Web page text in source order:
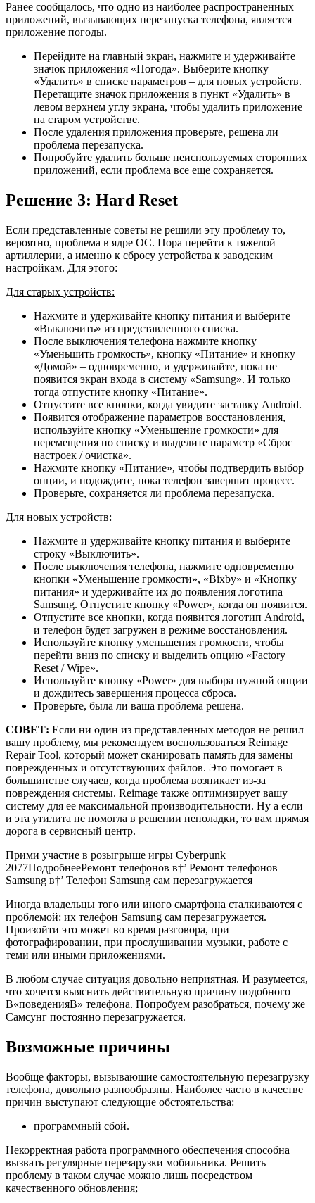
Ранее сообщалось, что одно из наиболее распространенных
приложений, вызывающих перезапуска телефона, является
приложение погоды.
Перейдите на главный экран, нажмите и удерживайте
значок приложения «Погода». Выберите кнопку
«Удалить» в списке параметров – для новых устройств.
Перетащите значок приложения в пункт «Удалить» в
левом верхнем углу экрана, чтобы удалить приложение
на старом устройстве.
После удаления приложения проверьте, решена ли
проблема перезапуска.
Попробуйте удалить больше неиспользуемых сторонних
приложений, если проблема все еще сохраняется.
Решение 3: Hard Reset
Если представленные советы не решили эту проблему то,
вероятно, проблема в ядре ОС. Пора перейти к тяжелой
артиллерии, а именно к сбросу устройства к заводским
настройкам. Для этого:
Для старых устройств:
Нажмите и удерживайте кнопку питания и выберите
«Выключить» из представленного списка.
После выключения телефона нажмите кнопку
«Уменьшить громкость», кнопку «Питание» и кнопку
«Домой» – одновременно, и удерживайте, пока не
появится экран входа в систему «Samsung». И только
тогда отпустите кнопку «Питание».
Отпустите все кнопки, когда увидите заставку Android.
Появится отображение параметров восстановления,
используйте кнопку «Уменьшение громкости» для
перемещения по списку и выделите параметр «Сброс
настроек / очистка».
Нажмите кнопку «Питание», чтобы подтвердить выбор
опции, и подождите, пока телефон завершит процесс.
Проверьте, сохраняется ли проблема перезапуска.
Для новых устройств:
Нажмите и удерживайте кнопку питания и выберите
строку «Выключить».
После выключения телефона, нажмите одновременно
кнопки «Уменьшение громкости», «Bixby» и «Кнопку
питания» и удерживайте их до появления логотипа
Samsung. Отпустите кнопку «Power», когда он появится.
Отпустите все кнопки, когда появится логотип Android,
и телефон будет загружен в режиме восстановления.
Используйте кнопку уменьшения громкости, чтобы
перейти вниз по списку и выделить опцию «Factory
Reset / Wipe».
Используйте кнопку «Power» для выбора нужной опции
и дождитесь завершения процесса сброса.
Проверьте, была ли ваша проблема решена.
СОВЕТ: Если ни один из представленных методов не решил
вашу проблему, мы рекомендуем воспользоваться Reimage
Repair Tool, который может сканировать память для замены
поврежденных и отсутствующих файлов. Это помогает в
большинстве случаев, когда проблема возникает из-за
повреждения системы. Reimage также оптимизирует вашу
систему для ее максимальной производительности. Ну а если
и эта утилита не помогла в решении неполадки, то вам прямая
дорога в сервисный центр.
Прими участие в розыгрыше игры Cyberpunk
2077ПодробнееРемонт телефонов в†’ Ремонт телефонов
Samsung в†’ Телефон Samsung сам перезагружается
Иногда владельцы того или иного смартфона сталкиваются с
проблемой: их телефон Samsung сам перезагружается.
Произойти это может во время разговора, при
фотографировании, при прослушивании музыки, работе с
теми или иными приложениями.
В любом случае ситуация довольно неприятная. И разумеется,
что хочется выяснить действительную причину подобного
В«поведенияВ» телефона. Попробуем разобраться, почему же
Самсунг постоянно перезагружается.
Возможные причины
Вообще факторы, вызывающие самостоятельную перезагрузку
телефона, довольно разнообразны. Наиболее часто в качестве
причин выступают следующие обстоятельства:
программный сбой.
Некорректная работа программного обеспечения способна
вызвать регулярные перезарузки мобильника. Решить
проблему в таком случае можно лишь посредством
качественного обновления;